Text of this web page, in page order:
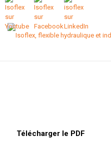
Télécharger le PDF